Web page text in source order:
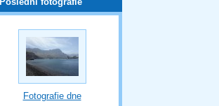
Fotografie dne